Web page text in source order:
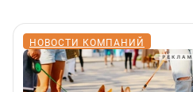
НОВОСТИ КОМПАНИЙ